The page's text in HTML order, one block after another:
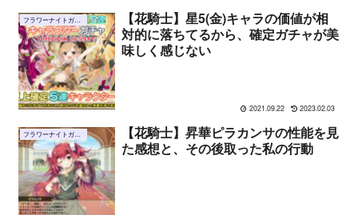
フラワーナイトガール
【花騎士】星5(金)キャラの価値が相
対的に落ちてるから、確定ガチャが美
味しく感じない
2021.09.22 2023.02.03
フラワーナイトガール
【花騎士】昇華ピラカンサの性能を見
た感想と、その後取った私の行動